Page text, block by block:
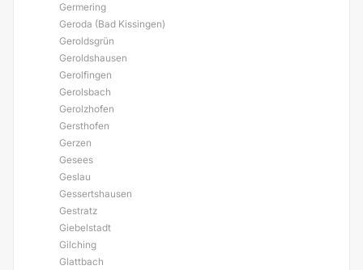
Germering
Geroda (Bad Kissingen)
Geroldsgrün
Geroldshausen
Gerolfingen
Gerolsbach
Gerolzhofen
Gersthofen
Gerzen
Gesees
Geslau
Gessertshausen
Gestratz
Giebelstadt
Gilching
Glattbach